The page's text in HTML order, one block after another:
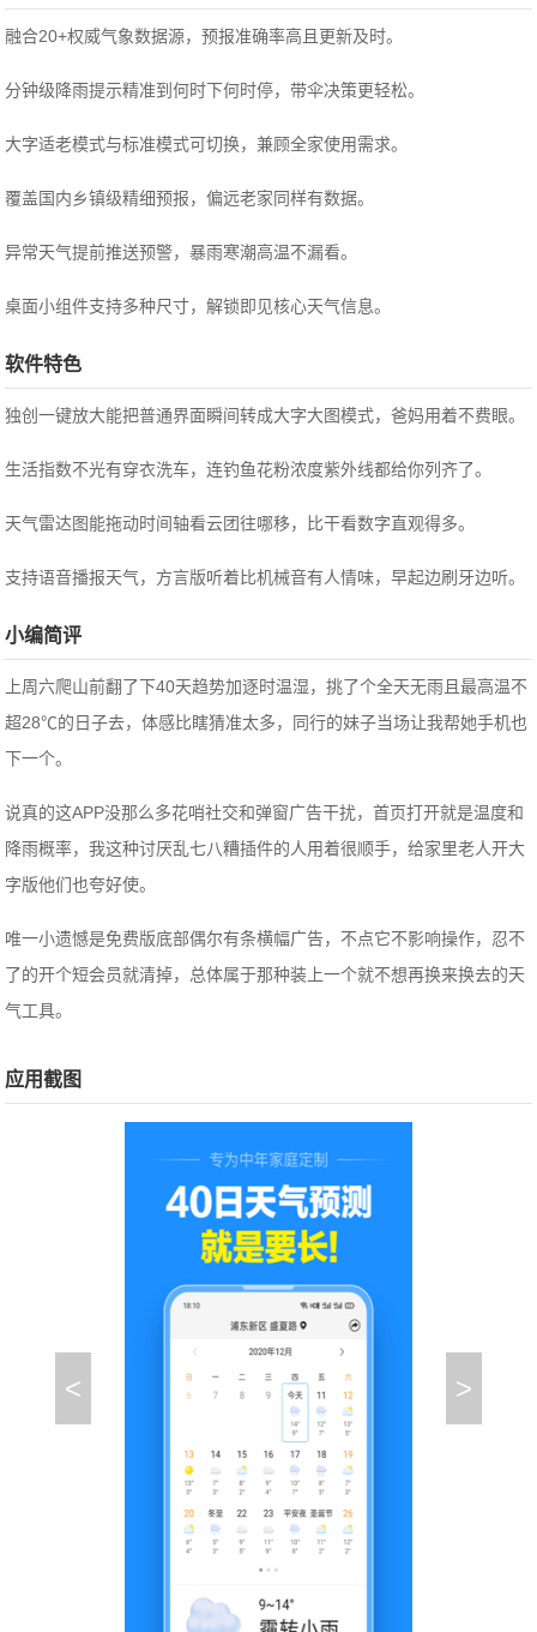
融合20+权威气象数据源，预报准确率高且更新及时。
分钟级降雨提示精准到何时下何时停，带伞决策更轻松。
大字适老模式与标准模式可切换，兼顾全家使用需求。
覆盖国内乡镇级精细预报，偏远老家同样有数据。
异常天气提前推送预警，暴雨寒潮高温不漏看。
桌面小组件支持多种尺寸，解锁即见核心天气信息。
软件特色
独创一键放大能把普通界面瞬间转成大字大图模式，爸妈用着不费眼。
生活指数不光有穿衣洗车，连钓鱼花粉浓度紫外线都给你列齐了。
天气雷达图能拖动时间轴看云团往哪移，比干看数字直观得多。
支持语音播报天气，方言版听着比机械音有人情味，早起边刷牙边听。
小编简评
上周六爬山前翻了下40天趋势加逐时温湿，挑了个全天无雨且最高温不
超28℃的日子去，体感比瞎猜准太多，同行的妹子当场让我帮她手机也
下一个。
说真的这APP没那么多花哨社交和弹窗广告干扰，首页打开就是温度和
降雨概率，我这种讨厌乱七八糟插件的人用着很顺手，给家里老人开大
字版他们也夸好使。
唯一小遗憾是免费版底部偶尔有条横幅广告，不点它不影响操作，忍不
了的开个短会员就清掉，总体属于那种装上一个就不想再换来换去的天
气工具。
应用截图
< >